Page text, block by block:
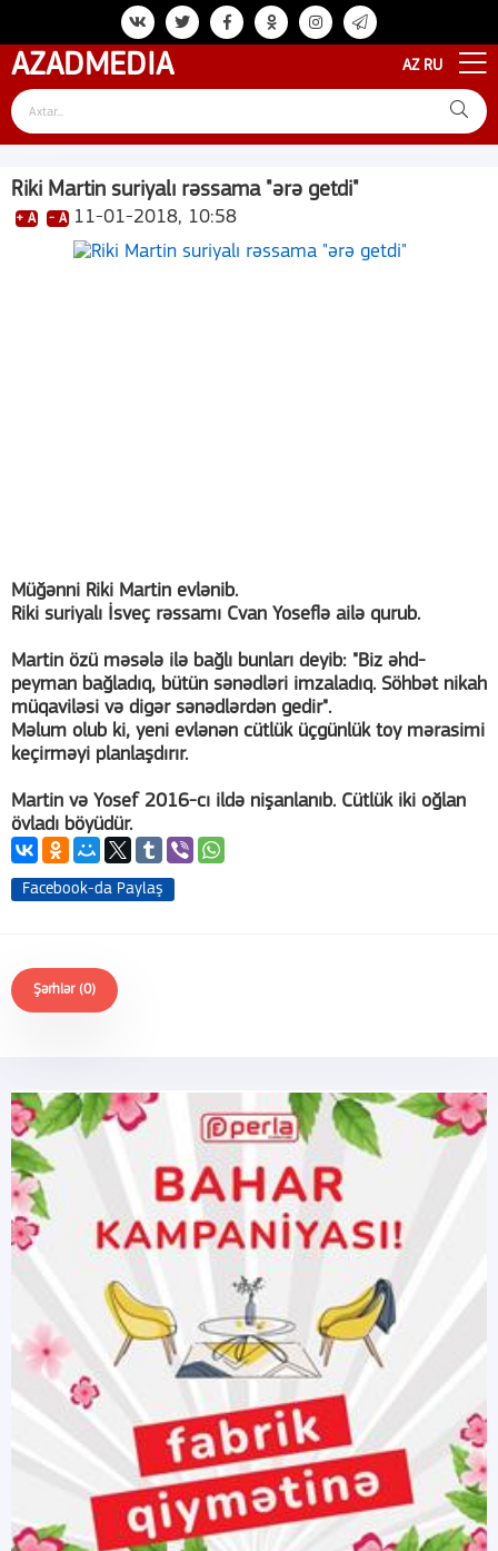
AZADMEDIA AZ RU
Riki Martin suriyalı rəssama "ərə getdi"
+ A - A 11-01-2018, 10:58
Müğənni Riki Martin evlənib.
Riki suriyalı İsveç rəssamı Cvan Yoseflə ailə qurub.
Martin özü məsələ ilə bağlı bunları deyib: "Biz əhd-
peyman bağladıq, bütün sənədləri imzaladıq. Söhbət nikah
müqaviləsi və digər sənədlərdən gedir".
Məlum olub ki, yeni evlənən cütlük üçgünlük toy mərasimi
keçirməyi planlaşdırır.
Martin və Yosef 2016-cı ildə nişanlanıb. Cütlük iki oğlan
övladı böyüdür.
Facebook-da Paylaş
Şərhlər (0)